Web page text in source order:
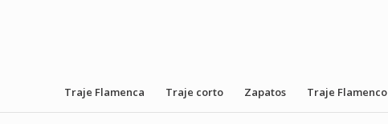
Traje Flamenca Traje corto Zapatos Traje Flamenco